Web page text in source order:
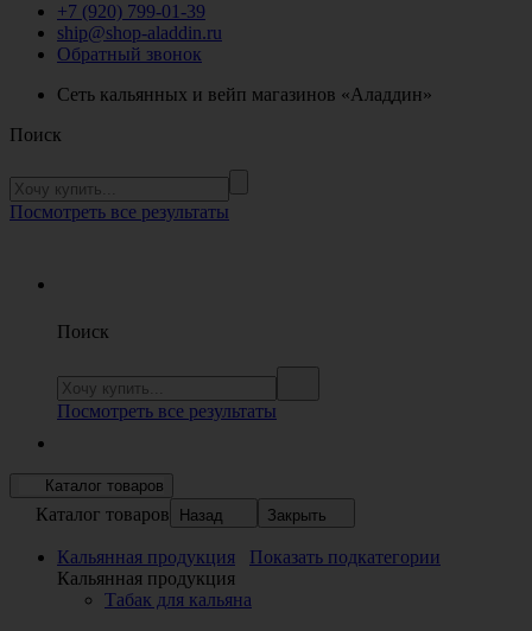
+7 (920) 799-01-39
ship@shop-aladdin.ru
Обратный звонок
Сеть кальянных и вейп магазинов «Аладдин»
Поиск
Посмотреть все результаты
Поиск
Посмотреть все результаты
Каталог товаров
Каталог товаров Назад Закрыть
Кальянная продукция
Показать подкатегории
Кальянная продукция
Табак для кальяна